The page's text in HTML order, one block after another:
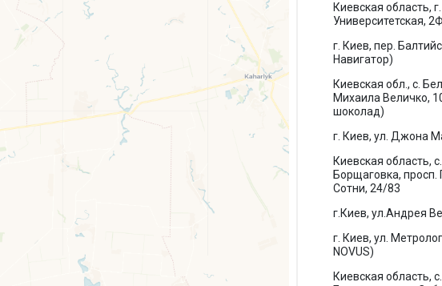
Киевская область,
Университетская,
г. Киев, пер.
Навигатор)
Киевская обл., с.
Михаила Величко,
шоколад)
г. Киев, ул. Джона
Киевская область,
Борщаговка, просп.
Сотни, 24/83
г.Киев, ул.Андрея
г. Киев, ул.
NOVUS)
Киевская область,